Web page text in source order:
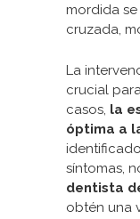
mordida
cruzada,
La
crucial
casos, la
óptima a
síntomas,
dentista
obtén una